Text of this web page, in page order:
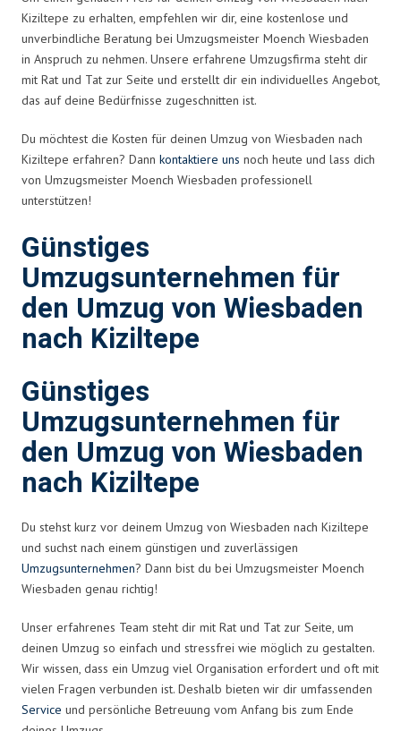
Kiziltepe zu erhalten, empfehlen wir dir, eine kostenlose und
unverbindliche Beratung bei Umzugsmeister Moench Wiesbaden
in Anspruch zu nehmen. Unsere erfahrene Umzugsfirma steht dir
mit Rat und Tat zur Seite und erstellt dir ein individuelles Angebot,
das auf deine Bedürfnisse zugeschnitten ist.
Du möchtest die Kosten für deinen Umzug von Wiesbaden nach
Kiziltepe erfahren? Dann kontaktiere uns noch heute und lass dich
von Umzugsmeister Moench Wiesbaden professionell
unterstützen!
Günstiges
Umzugsunternehmen für
den Umzug von Wiesbaden
nach Kiziltepe
Günstiges
Umzugsunternehmen für
den Umzug von Wiesbaden
nach Kiziltepe
Du stehst kurz vor deinem Umzug von Wiesbaden nach Kiziltepe
und suchst nach einem günstigen und zuverlässigen
Umzugsunternehmen? Dann bist du bei Umzugsmeister Moench
Wiesbaden genau richtig!
Unser erfahrenes Team steht dir mit Rat und Tat zur Seite, um
deinen Umzug so einfach und stressfrei wie möglich zu gestalten.
Wir wissen, dass ein Umzug viel Organisation erfordert und oft mit
vielen Fragen verbunden ist. Deshalb bieten wir dir umfassenden
Service und persönliche Betreuung vom Anfang bis zum Ende